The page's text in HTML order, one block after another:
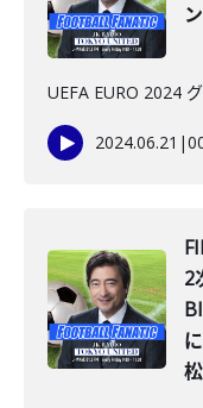
UEFA EURO 2024
2024.06.21 |
2